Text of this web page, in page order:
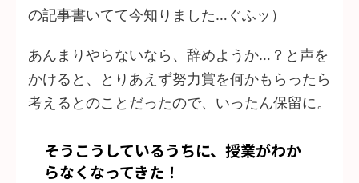
の記事書いてて今知りました…ぐふッ）
あんまりやらないなら、辞めようか…？と声を
かけると、とりあえず努力賞を何かもらったら
考えるとのことだったので、いったん保留に。
そうこうしているうちに、授業がわか
らなくなってきた！